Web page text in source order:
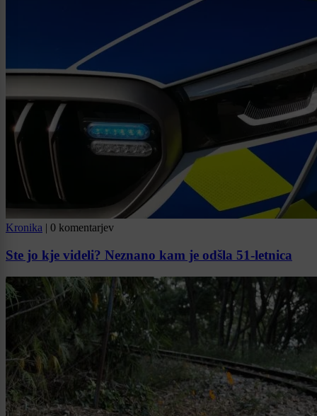
Kronika | 0 komentarjev
Ste jo kje videli? Neznano kam je odšla 51-letnica